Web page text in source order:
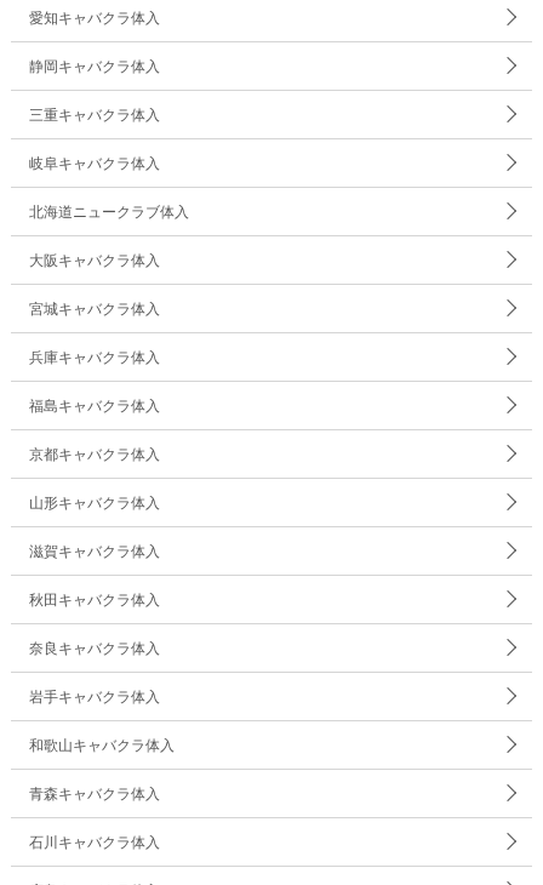
愛知キャバクラ体入
静岡キャバクラ体入
三重キャバクラ体入
岐阜キャバクラ体入
北海道ニュークラブ体入
大阪キャバクラ体入
宮城キャバクラ体入
兵庫キャバクラ体入
福島キャバクラ体入
京都キャバクラ体入
山形キャバクラ体入
滋賀キャバクラ体入
秋田キャバクラ体入
奈良キャバクラ体入
岩手キャバクラ体入
和歌山キャバクラ体入
青森キャバクラ体入
石川キャバクラ体入